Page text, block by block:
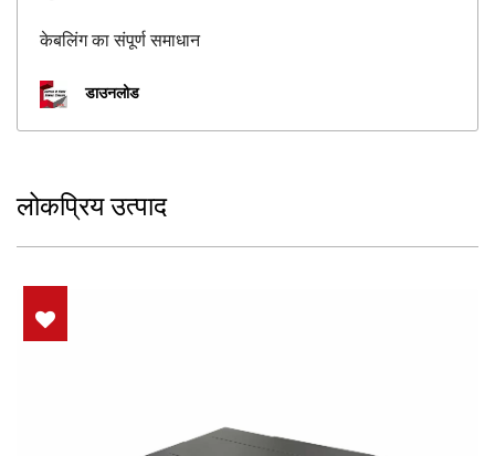
केबलिंग का संपूर्ण समाधान
डाउनलोड
लोकप्रिय उत्पाद